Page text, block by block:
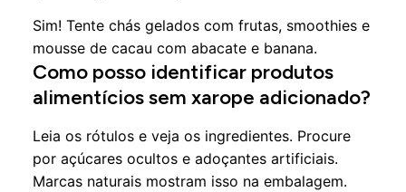
Sim! Tente chás gelados com frutas, smoothies e
mousse de cacau com abacate e banana.
Como posso identificar produtos
alimentícios sem xarope adicionado?
Leia os rótulos e veja os ingredientes. Procure
por açúcares ocultos e adoçantes artificiais.
Marcas naturais mostram isso na embalagem.